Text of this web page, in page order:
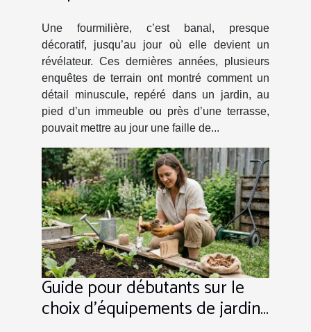
Une fourmilière, c’est banal, presque
décoratif, jusqu’au jour où elle devient un
révélateur. Ces dernières années, plusieurs
enquêtes de terrain ont montré comment un
détail minuscule, repéré dans un jardin, au
pied d’un immeuble ou près d’une terrasse,
pouvait mettre au jour une faille de...
Guide pour débutants sur le
choix d'équipements de jardin